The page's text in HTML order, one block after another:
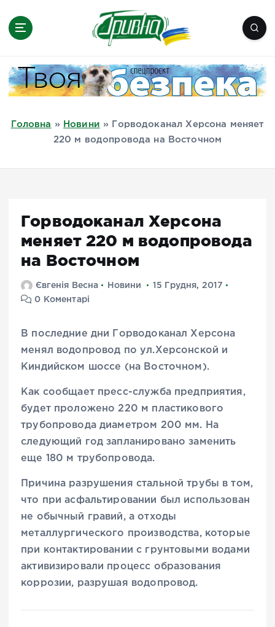
Миколаїв, Одеса, Мелітополь
Головна » Новини »
Горводоканал Херсона меняет
220 м водопровода на Восточном
Горводоканал Херсона
меняет 220 м водопровода
на Восточном
Євгенія Весна Новини
15 Грудня, 2017
0 Коментарі
В последние дни Горводоканал Херсона
менял водопровод по ул.Херсонской и
Киндийском шоссе (на Восточном).
Как сообщает пресс-служба предприятия,
будет проложено 220 м пластикового
трубопровода диаметром 200 мм. На
следующий год запланировано заменить
еще 180 м трубопровода.
Причина разрушения стальной трубы в том,
что при асфальтировании был использован
не обычный гравий, а отходы
металлургического производства, которые
при контактировании с грунтовыми водами
активизировали процесс образования
коррозии, разрушая водопровод.